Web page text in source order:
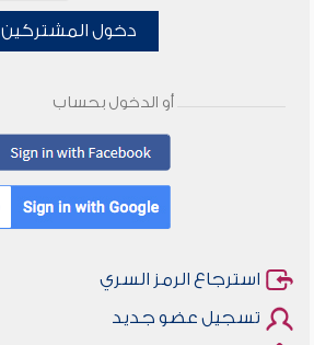
دخول المشتركين
أو الدخول بحساب
استرجاع الرمز السري
تسجيل عضو جديد